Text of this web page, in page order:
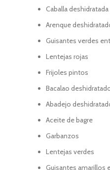
Caballa deshidratada
Arenque
Guisantes verdes
Lentejas rojas
Frijoles pintos
Bacalao
Abadejo
Aceite de bagre
Garbanzos
Lentejas verdes
Guisantes amarillos